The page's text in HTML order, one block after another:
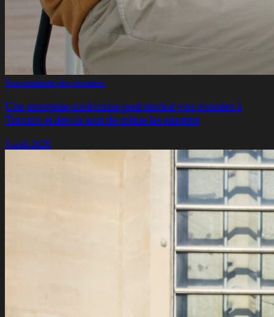
Souveraineté des données
Une entreprise américaine peut stocker vos données à
Toronto et devoir tout de même les remettre
5 août 2026